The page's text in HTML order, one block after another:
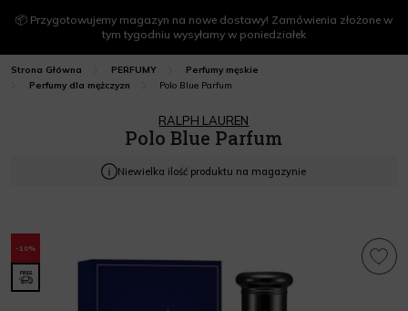
📦 Przygotowujemy magazyn na nowe dostawy! Zamówienia złożone w
tym tygodniu wysyłamy w poniedziałek
Strona Główna PERFUMY
Perfumy męskie
Perfumy dla mężczyzn
Polo Blue Parfum
RALPH LAUREN
Polo Blue Parfum
Niewielka ilość produktu na magazynie
-10%